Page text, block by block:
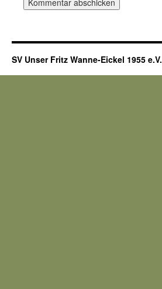
SV Unser Fritz Wanne-Eickel 1955 e.V.